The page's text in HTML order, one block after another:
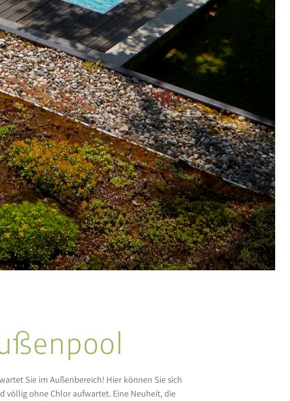
Sie im Außenbereich! Hier können Sie sich
völlig ohne Chlor aufwartet. Eine Neuheit, die